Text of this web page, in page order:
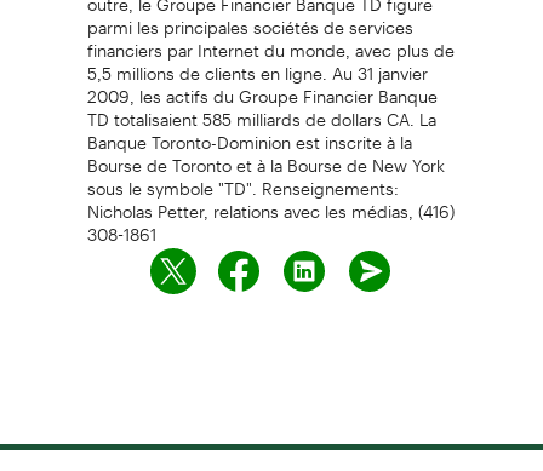
parmi les principales sociétés de services
financiers par Internet du monde, avec plus de
5,5 millions de clients en ligne. Au 31 janvier
2009, les actifs du Groupe Financier Banque
TD totalisaient 585 milliards de dollars CA. La
Banque Toronto-Dominion est inscrite à la
Bourse de Toronto et à la Bourse de New York
sous le symbole "TD". Renseignements:
Nicholas Petter, relations avec les médias, (416)
308-1861